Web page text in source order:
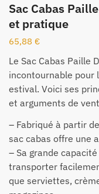
Sac Cabas
et pratique
65,88 €
Le Sac Cabas Paille
incontournable pour
estival. Voici ses
et arguments de
– Fabriqué à partir
sac cabas offre une
– Sa grande
transporter
que serviettes,